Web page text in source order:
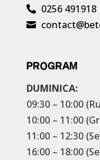
 0256 491918

PROGRAM
DUMINICA:
09:30 – 10:00
10:00 – 11:00
11:00 – 12:30
16:00 – 18:00